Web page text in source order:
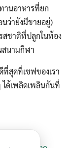
านอาหารที่ยก
ว่ายังมีขายอยู่)
สชาติที่ปลูกในท้อง
สนามกีฬา
ที่สุดที่เชฟของเรา
ได้เพลิดเพลินกันที่